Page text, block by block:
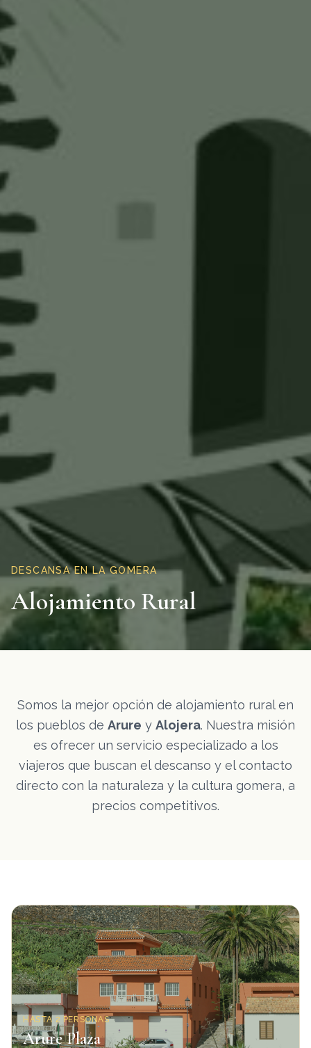
DESCANSA EN LA GOMERA
Alojamiento Rural
Somos la mejor opción de alojamiento rural en
los pueblos de Arure y Alojera. Nuestra misión
es ofrecer un servicio especializado a los
viajeros que buscan el descanso y el contacto
directo con la naturaleza y la cultura gomera, a
precios competitivos.
HASTA 2 PERSONAS
Arure Plaza